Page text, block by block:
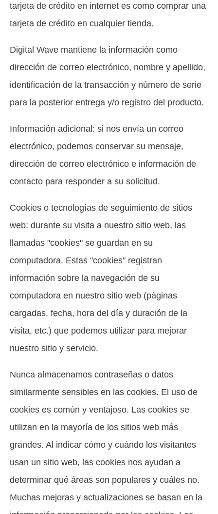
tarjeta de crédito en internet es como comprar una
tarjeta de crédito en cualquier tienda.
Digital Wave mantiene la información como
dirección de correo electrónico, nombre y apellido,
identificación de la transacción y número de serie
para la posterior entrega y/o registro del producto.
Información adicional: si nos envía un correo
electrónico, podemos conservar su mensaje,
dirección de correo electrónico e información de
contacto para responder a su solicitud.
Cookies o tecnologías de seguimiento de sitios
web: durante su visita a nuestro sitio web, las
llamadas "cookies" se guardan en su
computadora. Estas "cookies" registran
información sobre la navegación de su
computadora en nuestro sitio web (páginas
cargadas, fecha, hora del día y duración de la
visita, etc.) que podemos utilizar para mejorar
nuestro sitio y servicio.
Nunca almacenamos contraseñas o datos
similarmente sensibles en las cookies. El uso de
cookies es común y ventajoso. Las cookies se
utilizan en la mayoría de los sitios web más
grandes. Al indicar cómo y cuándo los visitantes
usan un sitio web, las cookies nos ayudan a
determinar qué áreas son populares y cuáles no.
Muchas mejoras y actualizaciones se basan en la